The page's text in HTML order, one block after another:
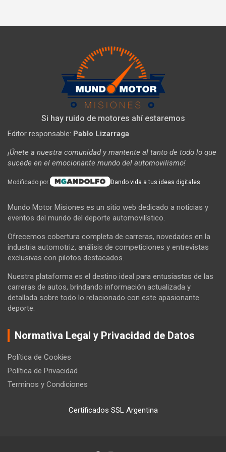
Si hay ruido de motores ahí estaremos
Editor responsable: Pablo Lizarraga
¡Únete a nuestra comunidad y mantente al tanto de todo lo que
sucede en el emocionante mundo del automovilismo!
Modificado por: Dando vida a tus ideas digitales
Mundo Motor Misiones es un sitio web dedicado a noticias y
eventos del mundo del deporte automovilístico.
Ofrecemos cobertura completa de carreras, novedades en la
industria automotriz, análisis de competiciones y entrevistas
exclusivas con pilotos destacados.
Nuestra plataforma es el destino ideal para entusiastas de las
carreras de autos, brindando información actualizada y
detallada sobre todo lo relacionado con este apasionante
deporte.
Normativa Legal y Privacidad de Datos
Política de Cookies
Política de Privacidad
Terminos y Condiciones
Certificados SSL Argentina